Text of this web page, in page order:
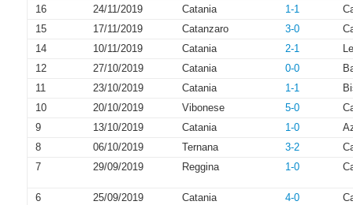
16
24/11/2019 Catania 1-1
15
17/11/2019 Catanzaro 3-0
14
10/11/2019 Catania 2-1
12
27/10/2019 Catania 0-0
11
23/10/2019 Catania 1-1
10
20/10/2019 Vibonese 5-0
9
13/10/2019 Catania 1-0
8
06/10/2019 Ternana 3-2
7
29/09/2019 Reggina 1-0
6 25/09/2019 Catania 4-0